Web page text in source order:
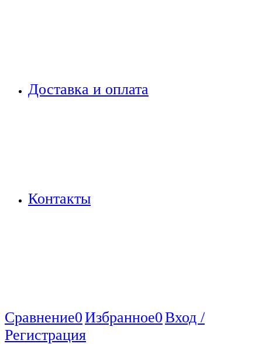
Доставка и оплата
Контакты
Сравнение0Избранное0Вход /
Регистрация